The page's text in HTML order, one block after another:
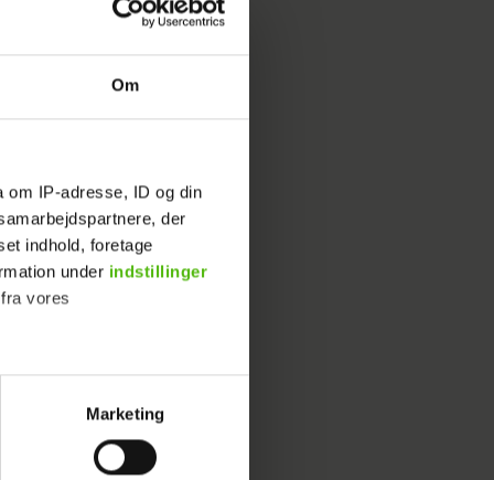
Om
om IP-adresse, ID og din
der
indhold, foretage
under indstillinger
vores
indhold til dig.
Vi indsamler data
Marketing
blandt